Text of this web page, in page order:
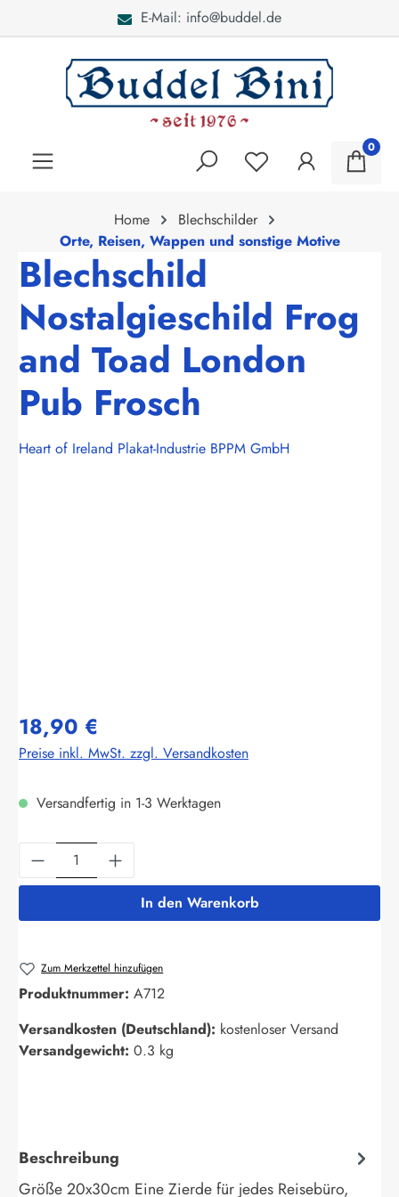
E-Mail: info@buddel.de
0
Home
Blechschilder
Orte, Reisen, Wappen und sonstige Motive
Blechschild
Nostalgieschild Frog
and Toad London
Pub Frosch
Heart of Ireland Plakat-Industrie BPPM GmbH
18,90 €
Preise inkl. MwSt. zzgl. Versandkosten
Versandfertig in 1-3 Werktagen
Produkt Anzahl: Gib den gewünschten
In den Warenkorb
Zum Merkzettel hinzufügen
Produktnummer: A712
Versandkosten (Deutschland): kostenloser Versand
Versandgewicht: 0.3 kg
Beschreibung
Größe 20x30cm Eine Zierde für jedes Reisebüro,